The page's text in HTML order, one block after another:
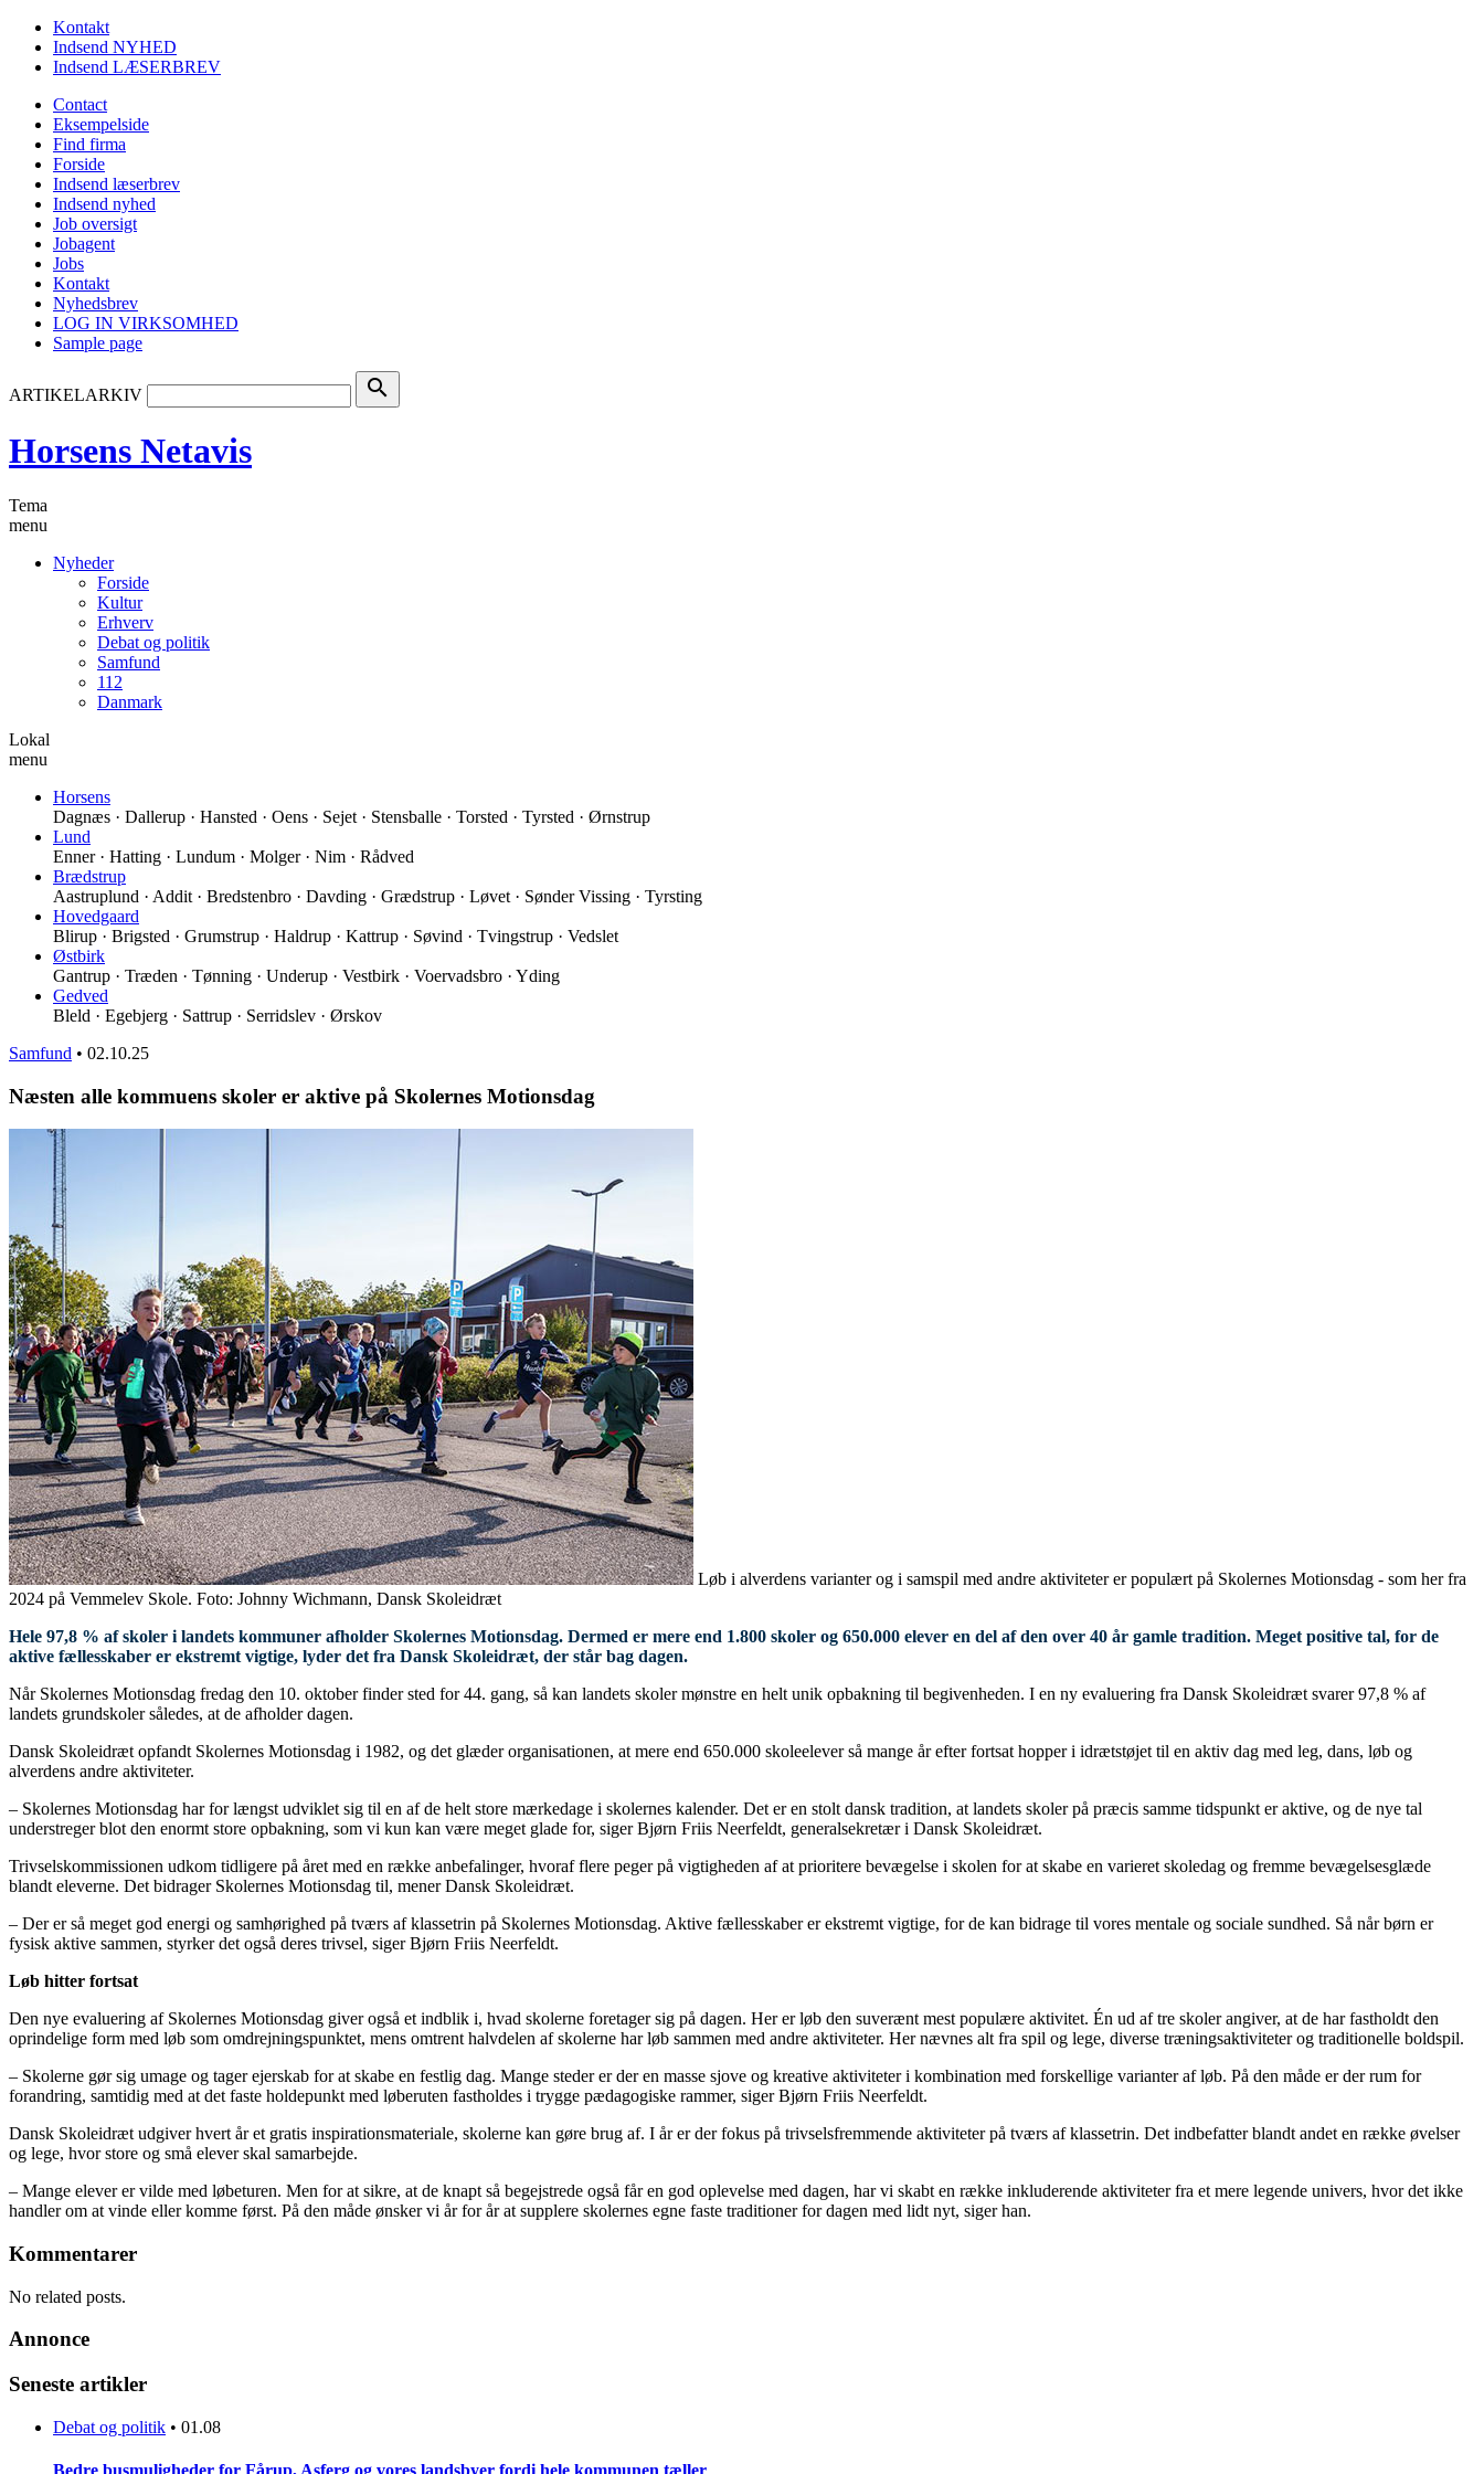
Kontakt
Indsend NYHED
Indsend LÆSERBREV
Contact
Eksempelside
Find firma
Forside
Indsend læserbrev
Indsend nyhed
Job oversigt
Jobagent
Jobs
Kontakt
Nyhedsbrev
LOG IN VIRKSOMHED
Sample page
ARTIKELARKIV search
Horsens Netavis
Tema
menu
Nyheder
Forside
Kultur
Erhverv
Debat og politik
Samfund
112
Danmark
Lokal
menu
Horsens
Dagnæs · Dallerup · Hansted · Oens · Sejet · Stensballe · Torsted · Tyrsted · Ørnstrup
Lund
Enner · Hatting · Lundum · Molger · Nim · Rådved
Brædstrup
Aastruplund · Addit · Bredstenbro · Davding · Grædstrup · Løvet · Sønder Vissing · Tyrsting
Hovedgaard
Blirup · Brigsted · Grumstrup · Haldrup · Kattrup · Søvind · Tvingstrup · Vedslet
Østbirk
Gantrup · Træden · Tønning · Underup · Vestbirk · Voervadsbro · Yding
Gedved
Bleld · Egebjerg · Sattrup · Serridslev · Ørskov
Samfund • 02.10.25
Næsten alle kommuens skoler er aktive på Skolernes Motionsdag
Løb i alverdens varianter og i samspil med andre aktiviteter er populært på Skolernes Motionsdag - som her fra
2024 på Vemmelev Skole. Foto: Johnny Wichmann, Dansk Skoleidræt
Hele 97,8 % af skoler i landets kommuner afholder Skolernes Motionsdag. Dermed er mere end 1.800 skoler og 650.000 elever en del af den over 40 år gamle tradition. Meget positive tal, for de
aktive fællesskaber er ekstremt vigtige, lyder det fra Dansk Skoleidræt, der står bag dagen.
Når Skolernes Motionsdag fredag den 10. oktober finder sted for 44. gang, så kan landets skoler mønstre en helt unik opbakning til begivenheden. I en ny evaluering fra Dansk Skoleidræt svarer 97,8 % af
landets grundskoler således, at de afholder dagen.
Dansk Skoleidræt opfandt Skolernes Motionsdag i 1982, og det glæder organisationen, at mere end 650.000 skoleelever så mange år efter fortsat hopper i idrætstøjet til en aktiv dag med leg, dans, løb og
alverdens andre aktiviteter.
– Skolernes Motionsdag har for længst udviklet sig til en af de helt store mærkedage i skolernes kalender. Det er en stolt dansk tradition, at landets skoler på præcis samme tidspunkt er aktive, og de nye tal
understreger blot den enormt store opbakning, som vi kun kan være meget glade for, siger Bjørn Friis Neerfeldt, generalsekretær i Dansk Skoleidræt.
Trivselskommissionen udkom tidligere på året med en række anbefalinger, hvoraf flere peger på vigtigheden af at prioritere bevægelse i skolen for at skabe en varieret skoledag og fremme bevægelsesglæde
blandt eleverne. Det bidrager Skolernes Motionsdag til, mener Dansk Skoleidræt.
– Der er så meget god energi og samhørighed på tværs af klassetrin på Skolernes Motionsdag. Aktive fællesskaber er ekstremt vigtige, for de kan bidrage til vores mentale og sociale sundhed. Så når børn er
fysisk aktive sammen, styrker det også deres trivsel, siger Bjørn Friis Neerfeldt.
Løb hitter fortsat
Den nye evaluering af Skolernes Motionsdag giver også et indblik i, hvad skolerne foretager sig på dagen. Her er løb den suverænt mest populære aktivitet. Én ud af tre skoler angiver, at de har fastholdt den
oprindelige form med løb som omdrejningspunktet, mens omtrent halvdelen af skolerne har løb sammen med andre aktiviteter. Her nævnes alt fra spil og lege, diverse træningsaktiviteter og traditionelle boldspil.
– Skolerne gør sig umage og tager ejerskab for at skabe en festlig dag. Mange steder er der en masse sjove og kreative aktiviteter i kombination med forskellige varianter af løb. På den måde er der rum for
forandring, samtidig med at det faste holdepunkt med løberuten fastholdes i trygge pædagogiske rammer, siger Bjørn Friis Neerfeldt.
Dansk Skoleidræt udgiver hvert år et gratis inspirationsmateriale, skolerne kan gøre brug af. I år er der fokus på trivselsfremmende aktiviteter på tværs af klassetrin. Det indbefatter blandt andet en række øvelser
og lege, hvor store og små elever skal samarbejde.
– Mange elever er vilde med løbeturen. Men for at sikre, at de knapt så begejstrede også får en god oplevelse med dagen, har vi skabt en række inkluderende aktiviteter fra et mere legende univers, hvor det ikke
handler om at vinde eller komme først. På den måde ønsker vi år for år at supplere skolernes egne faste traditioner for dagen med lidt nyt, siger han.
Kommentarer
No related posts.
Annonce
Seneste artikler
Debat og politik • 01.08